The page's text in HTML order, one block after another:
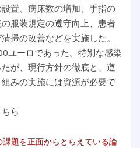
置、病床数の増加、手指の
服装規定の遵守向上、患者
掃の改善などを実施した。
ユーロであった。特別な感染
が、現行方針の徹底と、遵
みの実施には資源が必要で
ら
題を正面からとらえている論